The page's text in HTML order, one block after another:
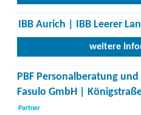
IBB Aurich | IBB Leerer
weitere
PBF Personalberatung
Fasulo GmbH |
Partner